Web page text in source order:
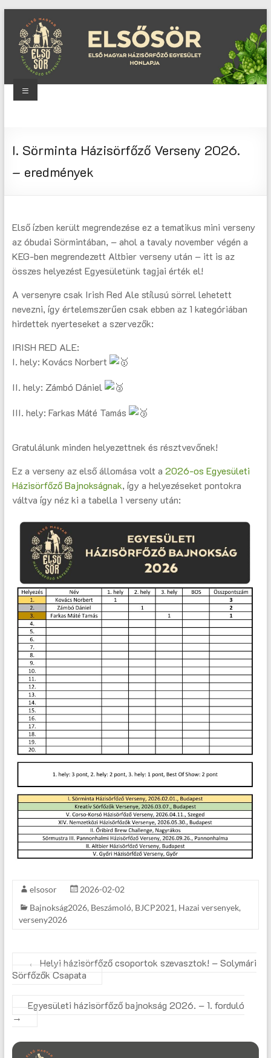
content
Magyar
Egyesület
Menu
I. Sörminta Házisörfőző Verseny 2026.
– eredmények
Első ízben került megrendezése ez a tematikus mini verseny
az óbudai Sörmintában, – ahol a tavaly november végén a
KEG-ben megrendezett Altbier verseny után – itt is az
összes helyezést Egyesületünk tagjai érték el!
A versenyre csak Irish Red Ale stílusú sörrel lehetett
nevezni, így értelemszerűen csak ebben az 1 kategóriában
hirdettek nyerteseket a szervezők:
IRISH RED ALE:
I. hely: Kovács Norbert
II. hely: Zámbó Dániel
III. hely: Farkas Máté Tamás
Gratulálunk minden helyezettnek és résztvevőnek!
Ez a verseny az első állomása volt a 2026-os Egyesületi
Házisörfőző Bajnokságnak, így a helyezéseket pontokra
váltva így néz ki a tabella 1 verseny után:
elsosor
2026-02-02
Bajnokság2026, Beszámoló, BJCP2021, Hazai versenyek,
verseny2026
←
Helyi házisörfőző csoportok szevasztok! – Solymári
Sörfőzők Csapata
Egyesületi házisörfőző bajnokság 2026. – 1. forduló
→